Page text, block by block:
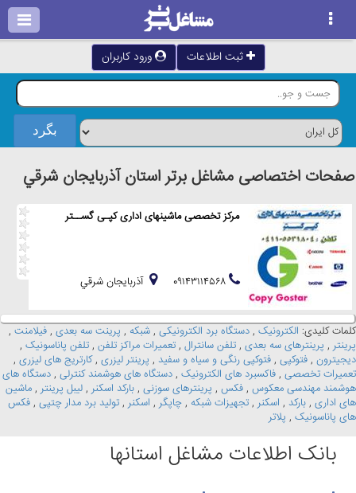
ثبت اطلاعات ورود کاربران
صفحات اختصاصی مشاغل برتر استان آذربايجان شرقي
مرکز تخصصی ماشینهای اداری کپـی گســتر
آذربايجان شرقي
کلمات کلیدی: الکترونیک , دستگاه برد الکترونیکی , شبکه , پرینت سه بعدی , فیلامنت ,
پرینتر , پرینترهای سه بعدی , تلفن سانترال , تعمیرات مراکز تلفن , تلفن پاناسونیک ,
دیجیترون , فتوکپی , فتوکپی رنگی و سیاه و سفید , پرینتر لیزری ,کارتریج های لیزری ,
تعمیرات تخصصی , فاکسبرد های الکترونیک , دستگاه های هوشمند کنترلی , دستگاه های
هوشمند مهندسی معکوس , فکس , پرینترهای سوزنی , بارکد اسکنر , لیبل پرینتر , ماشین
های اداری , بارکد , اسکنر , تجهیزات شبکه , چاپگر , اسکنر , تولید برد مدار چتپی , فکس
های پاناسونیک , پلاتر
بانک اطلاعات مشاغل استانها